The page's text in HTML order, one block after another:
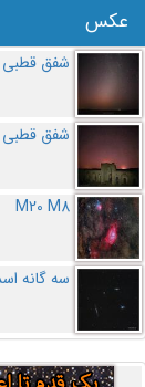
عکس
شفق قطبی
شفق قطبی
M20 M8
سه گانه